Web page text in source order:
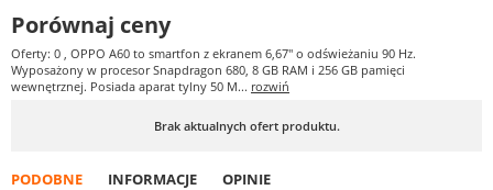
Porównaj ceny
Oferty: 0 , OPPO A60 to smartfon z ekranem 6,67" o odświeżaniu 90 Hz.
Wyposażony w procesor Snapdragon 680, 8 GB RAM i 256 GB pamięci
wewnętrznej. Posiada aparat tylny 50 M... rozwiń
Brak aktualnych ofert produktu.
PODOBNE INFORMACJE OPINIE